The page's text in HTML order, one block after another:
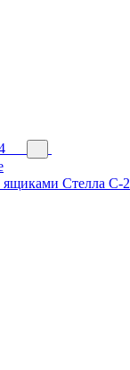
Стелла С-2